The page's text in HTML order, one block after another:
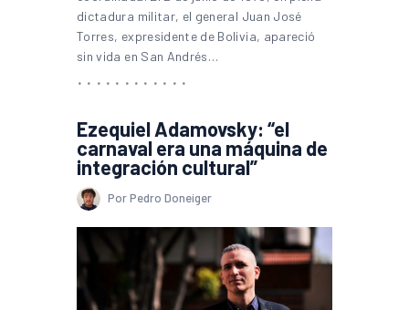
dictadura militar, el general Juan José
Torres, expresidente de Bolivia, apareció
sin vida en San Andrés…
Ezequiel Adamovsky: “el
carnaval era una máquina de
integración cultural”
Por Pedro Doneiger